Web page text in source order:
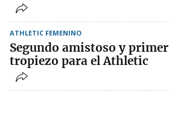
ATHLETIC FEMENINO
Segundo amistoso y primer
tropiezo para el Athletic